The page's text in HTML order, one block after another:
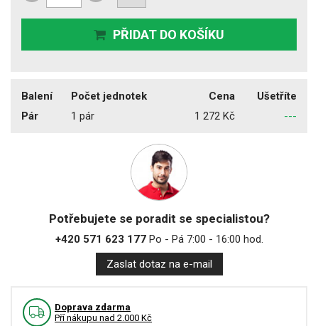
PŘIDAT DO KOŠÍKU
Balení Počet jednotek Cena
Ušetříte
Pár
1 pár 1 272 Kč ---
Potřebujete se poradit se specialistou?
+420 571 623 177Po - Pá 7:00 - 16:00 hod.
Zaslat dotaz na e-mail
Doprava zdarma
Pří nákupu nad 2.000 Kč